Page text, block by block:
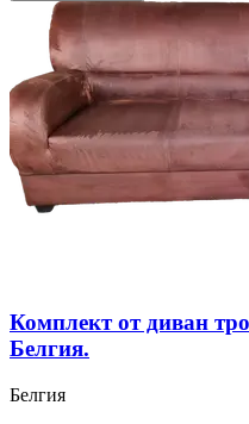
Комплект от диван
Белгия.
Белгия